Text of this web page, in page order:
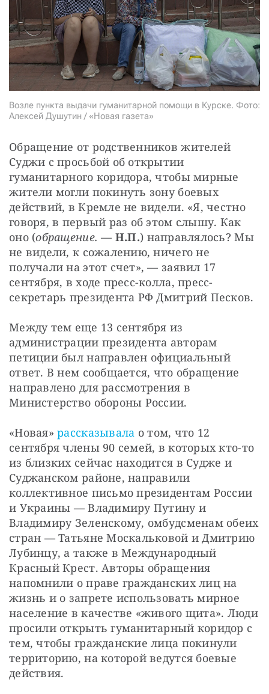
Возле пункта выдачи гуманитарной помощи в Курске. Фото:
Алексей Душутин / «Новая газета»
Обращение от родственников жителей
Суджи с просьбой об открытии
гуманитарного коридора, чтобы мирные
жители могли покинуть зону боевых
действий, в Кремле не видели. «Я, честно
говоря, в первый раз об этом слышу. Как
оно (обращение. — Н.П.) направлялось? Мы
не видели, к сожалению, ничего не
получали на этот счет», — заявил 17
сентября, в ходе пресс-колла, пресс-
секретарь президента РФ Дмитрий Песков.
Между тем еще 13 сентября из
администрации президента авторам
петиции был направлен официальный
ответ. В нем сообщается, что обращение
направлено для рассмотрения в
Министерство обороны России.
«Новая» рассказывала о том, что 12
сентября члены 90 семей, в которых кто-то
из близких сейчас находится в Судже и
Суджанском районе, направили
коллективное письмо президентам России
и Украины — Владимиру Путину и
Владимиру Зеленскому, омбудсменам обеих
стран — Татьяне Москальковой и Дмитрию
Лубинцу, а также в Международный
Красный Крест. Авторы обращения
напомнили о праве гражданских лиц на
жизнь и о запрете использовать мирное
население в качестве «живого щита». Люди
просили открыть гуманитарный коридор с
тем, чтобы гражданские лица покинули
территорию, на которой ведутся боевые
действия.